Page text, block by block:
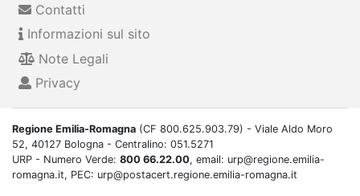
Contatti
Informazioni sul sito
Note Legali
Privacy
Regione Emilia-Romagna (CF 800.625.903.79) - Viale Aldo Moro
52, 40127 Bologna - Centralino: 051.5271
URP - Numero Verde: 800 66.22.00, email: urp@regione.emilia-
romagna.it, PEC: urp@postacert.regione.emilia-romagna.it